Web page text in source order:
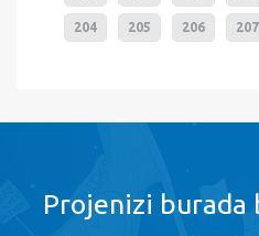
204 205 206 207
Projenizi burada